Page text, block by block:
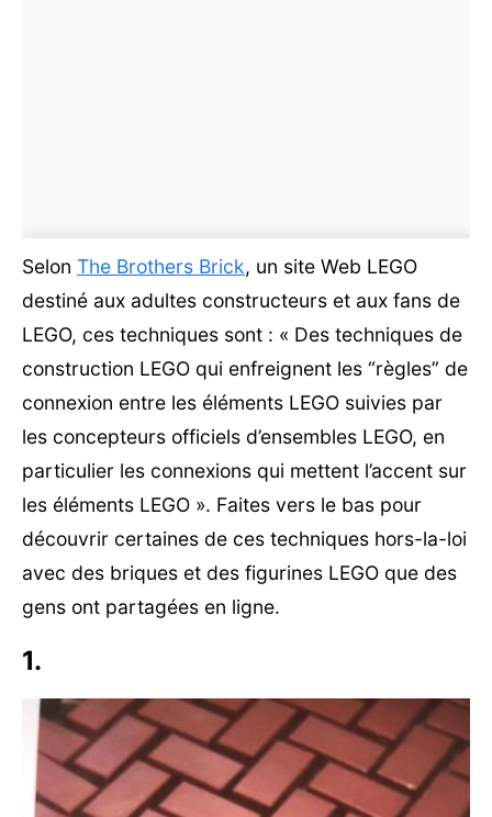
Selon The Brothers Brick, un site Web LEGO
destiné aux adultes constructeurs et aux fans de
LEGO, ces techniques sont : « Des techniques de
construction LEGO qui enfreignent les “règles” de
connexion entre les éléments LEGO suivies par
les concepteurs officiels d’ensembles LEGO, en
particulier les connexions qui mettent l’accent sur
les éléments LEGO ». Faites vers le bas pour
découvrir certaines de ces techniques hors-la-loi
avec des briques et des figurines LEGO que des
gens ont partagées en ligne.
1.